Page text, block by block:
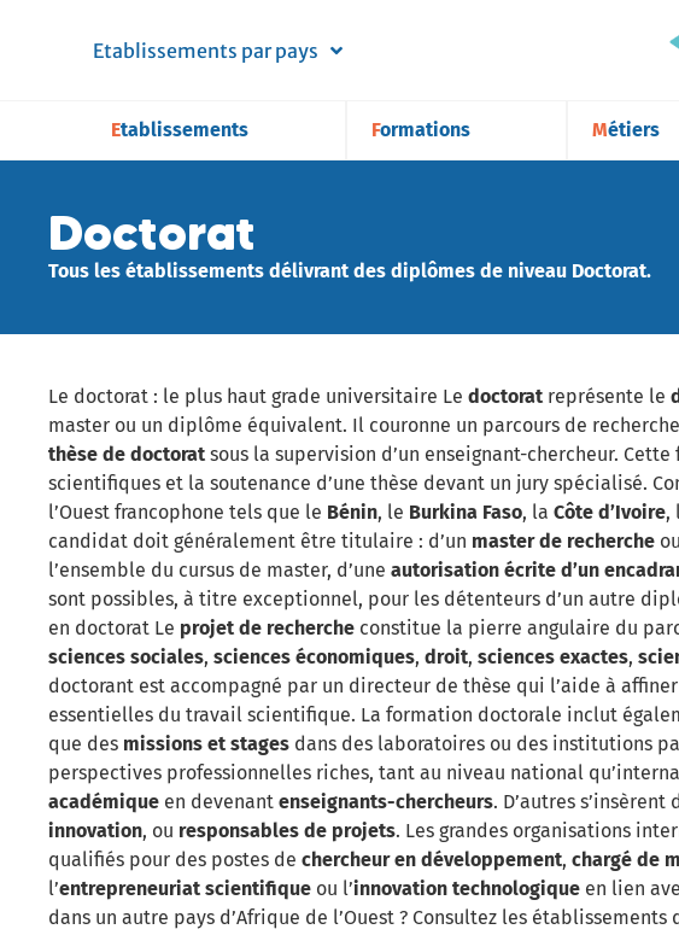
Etablissements par pays
Etablissements Formations Métiers
Doctorat
Tous les établissements délivrant des diplômes de niveau Doctorat.
Le doctorat : le plus haut grade universitaire Le doctorat représente le
master ou un diplôme équivalent. Il couronne un parcours de
thèse de doctorat sous la supervision d’un enseignant-chercheur.
scientifiques et la soutenance d’une thèse devant un jury spécialisé.
l’Ouest francophone tels que le Bénin, le Burkina Faso, la Côte d’Ivoire,
candidat doit généralement être titulaire : d’un master de recherche
l’ensemble du cursus de master, d’une autorisation écrite d’un
sont possibles, à titre exceptionnel, pour les détenteurs d’un autre
en doctorat Le projet de recherche constitue la pierre angulaire du
sciences sociales, sciences économiques, droit, sciences exactes,
doctorant est accompagné par un directeur de thèse qui l’aide à
essentielles du travail scientifique. La formation doctorale inclut
que des missions et stages dans des laboratoires ou des institutions
perspectives professionnelles riches, tant au niveau national
académique en devenant enseignants-chercheurs. D’autres
innovation, ou responsables de projets. Les grandes organisations
qualifiés pour des postes de chercheur en développement, chargé de
l’entrepreneuriat scientifique ou l’innovation technologique en lien
dans un autre pays d’Afrique de l’Ouest ? Consultez les